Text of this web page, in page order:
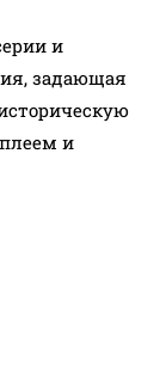
и
задающая
и